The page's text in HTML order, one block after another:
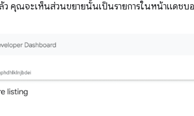
คุณจะเห็นส่วนขยายนั้นเป็นรายการในหน้าแดชบ